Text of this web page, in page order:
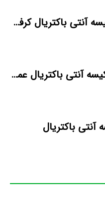
صادرات انواع کیسه آنتی باکتریال کرفس
فروش مستقیم کیسه آنتی باکتریال عمده
باکتریال